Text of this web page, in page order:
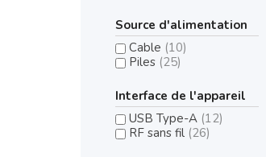
Source d'alimentation
Cable (10)
Piles (25)
Interface de l'appareil
USB Type-A (12)
RF sans fil (26)